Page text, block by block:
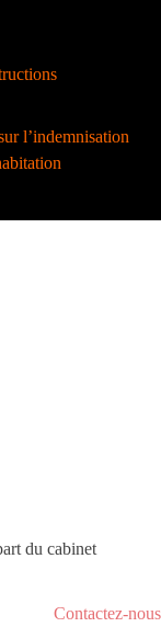
l’indemnisation
du cabinet
Contactez-nous